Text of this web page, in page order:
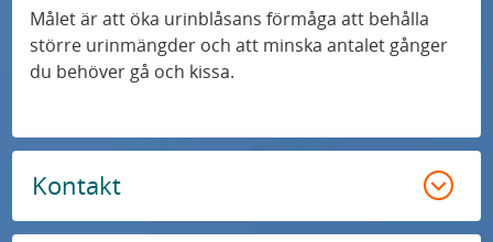
Målet är att öka urinblåsans förmåga att behålla
större urinmängder och att minska antalet gånger
du behöver gå och kissa.
Kontakt